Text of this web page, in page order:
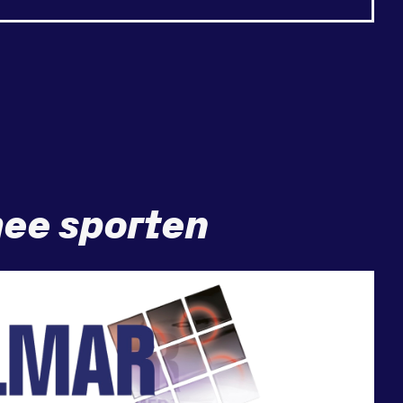
sporten